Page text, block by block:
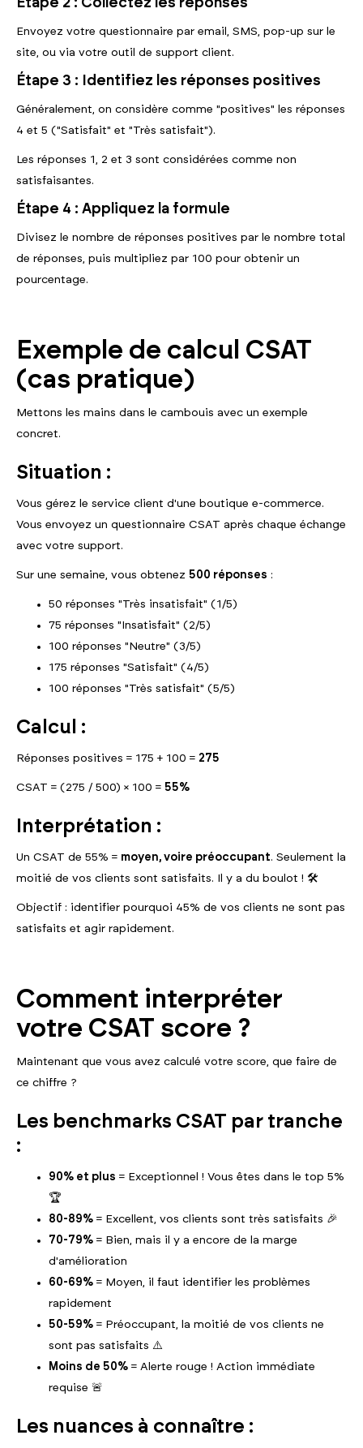
Étape 2 : Collectez les réponses
Envoyez votre questionnaire par email, SMS, pop-up sur le
site, ou via votre outil de support client.
Étape 3 : Identifiez les réponses positives
Généralement, on considère comme "positives" les réponses
4 et 5 ("Satisfait" et "Très satisfait").
Les réponses 1, 2 et 3 sont considérées comme non
satisfaisantes.
Étape 4 : Appliquez la formule
Divisez le nombre de réponses positives par le nombre total
de réponses, puis multipliez par 100 pour obtenir un
pourcentage.
Exemple de calcul CSAT
(cas pratique)
Mettons les mains dans le cambouis avec un exemple
concret.
Situation :
Vous gérez le service client d'une boutique e-commerce.
Vous envoyez un questionnaire CSAT après chaque échange
avec votre support.
Sur une semaine, vous obtenez 500 réponses :
50 réponses "Très insatisfait" (1/5)
75 réponses "Insatisfait" (2/5)
100 réponses "Neutre" (3/5)
175 réponses "Satisfait" (4/5)
100 réponses "Très satisfait" (5/5)
Calcul :
Réponses positives = 175 + 100 = 275
CSAT = (275 / 500) × 100 = 55%
Interprétation :
Un CSAT de 55% = moyen, voire préoccupant. Seulement la
moitié de vos clients sont satisfaits. Il y a du boulot ! 🛠️
Objectif : identifier pourquoi 45% de vos clients ne sont pas
satisfaits et agir rapidement.
Comment interpréter
votre CSAT score ?
Maintenant que vous avez calculé votre score, que faire de
ce chiffre ?
Les benchmarks CSAT par tranche
:
90% et plus = Exceptionnel ! Vous êtes dans le top 5%
🏆
80-89% = Excellent, vos clients sont très satisfaits 🎉
70-79% = Bien, mais il y a encore de la marge
d'amélioration
60-69% = Moyen, il faut identifier les problèmes
rapidement
50-59% = Préoccupant, la moitié de vos clients ne
sont pas satisfaits ⚠️
Moins de 50% = Alerte rouge ! Action immédiate
requise 🚨
Les nuances à connaître :